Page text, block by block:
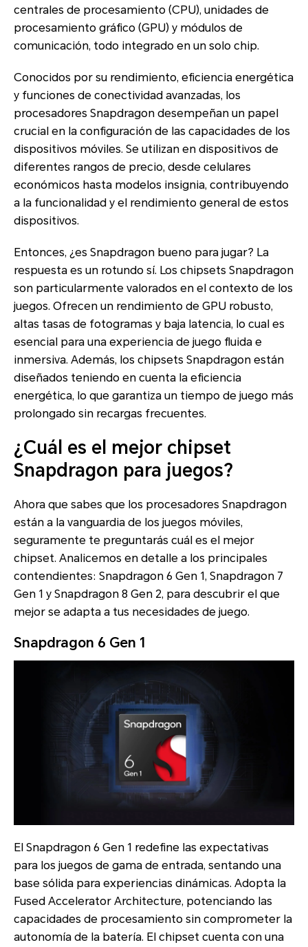
centrales de procesamiento (CPU), unidades de
procesamiento gráfico (GPU) y módulos de
comunicación, todo integrado en un solo chip.
Conocidos por su rendimiento, eficiencia energética
y funciones de conectividad avanzadas, los
procesadores Snapdragon desempeñan un papel
crucial en la configuración de las capacidades de los
dispositivos móviles. Se utilizan en dispositivos de
diferentes rangos de precio, desde celulares
económicos hasta modelos insignia, contribuyendo
a la funcionalidad y el rendimiento general de estos
dispositivos.
Entonces, ¿es Snapdragon bueno para jugar? La
respuesta es un rotundo sí. Los chipsets Snapdragon
son particularmente valorados en el contexto de los
juegos. Ofrecen un rendimiento de GPU robusto,
altas tasas de fotogramas y baja latencia, lo cual es
esencial para una experiencia de juego fluida e
inmersiva. Además, los chipsets Snapdragon están
diseñados teniendo en cuenta la eficiencia
energética, lo que garantiza un tiempo de juego más
prolongado sin recargas frecuentes.
¿Cuál es el mejor chipset
Snapdragon para juegos?
Ahora que sabes que los procesadores Snapdragon
están a la vanguardia de los juegos móviles,
seguramente te preguntarás cuál es el mejor
chipset. Analicemos en detalle a los principales
contendientes: Snapdragon 6 Gen 1, Snapdragon 7
Gen 1 y Snapdragon 8 Gen 2, para descubrir el que
mejor se adapta a tus necesidades de juego.
Snapdragon 6 Gen 1
El Snapdragon 6 Gen 1 redefine las expectativas
para los juegos de gama de entrada, sentando una
base sólida para experiencias dinámicas. Adopta la
Fused Accelerator Architecture, potenciando las
capacidades de procesamiento sin comprometer la
autonomía de la batería. El chipset cuenta con una